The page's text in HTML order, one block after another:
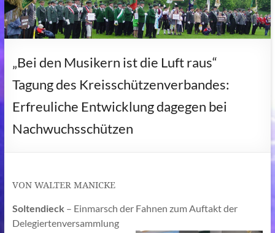
„Bei den Musikern ist die Luft raus“
Tagung des Kreisschützenverbandes:
Erfreuliche Entwicklung dagegen bei
Nachwuchsschützen
VON WALTER MANICKE
Soltendieck – Einmarsch der Fahnen zum Auftakt der
Delegiertenversammlung